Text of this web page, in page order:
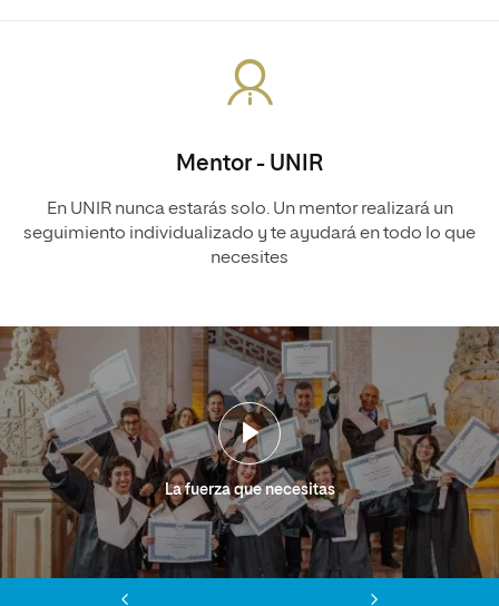
Mentor - UNIR
En UNIR nunca estarás solo. Un mentor realizará un
seguimiento individualizado y te ayudará en todo lo que
necesites
La fuerza que necesitas